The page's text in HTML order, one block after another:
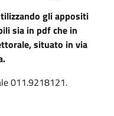
gli appositi
sia in pdf che in
, situato in via
.
011.9218121.